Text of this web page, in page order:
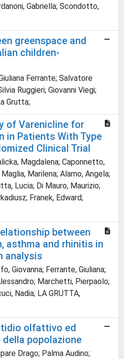
Gabriella; Scondotto,
greenspace and
children-
Ferrante; Salvatore
Ruggieri; Giovanni Viegi;
Grutta;
of Varenicline for
in Patients With Type
Clinical Trial
Magdalena; Caponnetto,
Marilena; Alamo, Angela;
Lucia; Di Mauro, Maurizio;
Franek, Edward;
between
asthma and rhinitis in
analysis
Giovanna; Ferrante, Giuliana;
Marchetti, Pierpaolo;
Nadia; LA GRUTTA,
olfattivo ed
popolazione
Drago; Palma Audino;